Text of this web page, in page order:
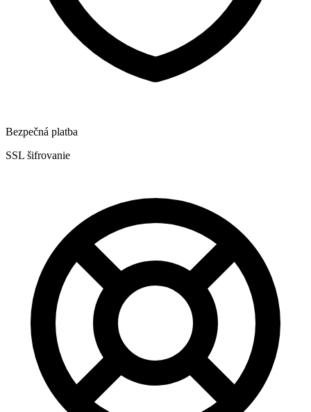
Bezpečná platba
SSL šifrovanie